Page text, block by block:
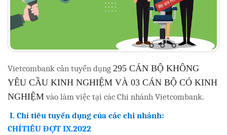
Vietcombank cần tuyển dụng 295 CÁN BỘ KHÔNG
YÊU CẦU KINH NGHIỆM VÀ 03 CÁN BỘ CÓ KINH
NGHIỆMvào làm việc tại các Chi nhánh Vietcombank.
I. Chỉ tiêu tuyển dụng của các chi nhánh:
CHỈTIÊU ĐỢT IX.2022